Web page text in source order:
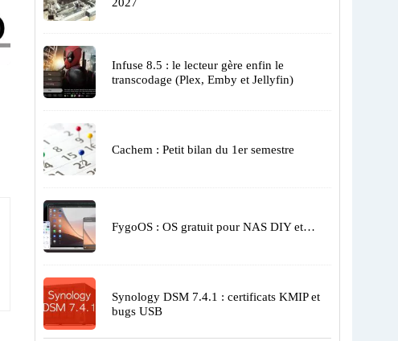
Infuse 8.5 : le lecteur gère enfin le
transcodage (Plex, Emby et Jellyfin)
Cachem : Petit bilan du 1er semestre
FygoOS : OS gratuit pour NAS DIY et…
Synology DSM 7.4.1 : certificats KMIP et
bugs USB